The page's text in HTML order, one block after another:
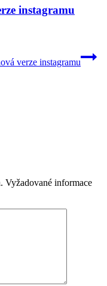
instagramu
verze instagramu
Vyžadované informace